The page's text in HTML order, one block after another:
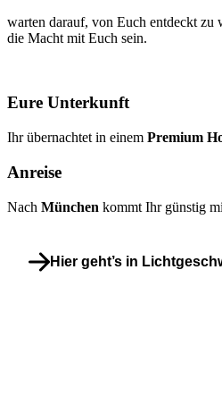
warten darauf, von Euch entdeckt zu
die Macht mit Euch sein.
Eure Unterkunft
Ihr übernachtet in einem Premium
Anreise
Nach München kommt Ihr günstig
Hier geht’s in